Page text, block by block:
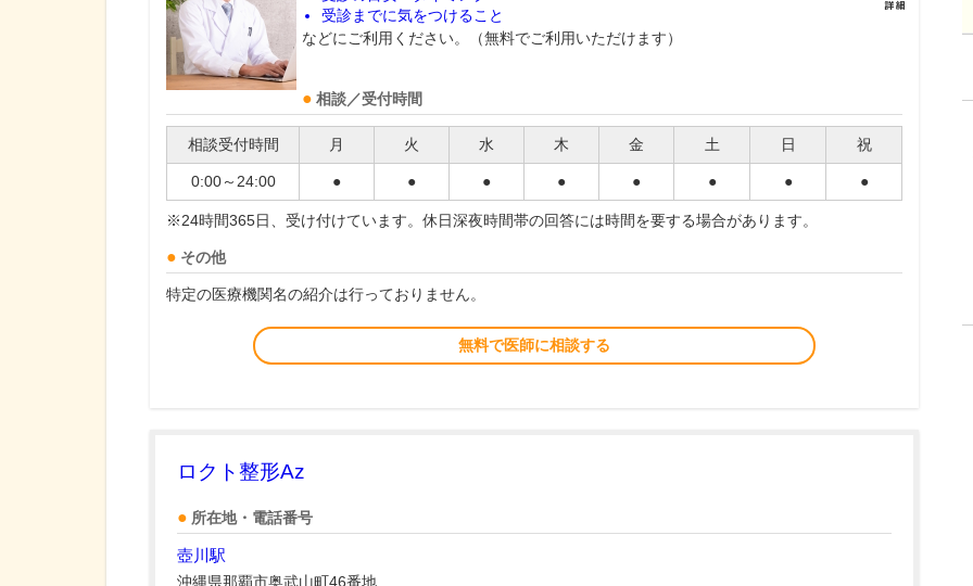
受診までに気をつけること
などにご利用ください。（無料でご利用いただけます）
相談／受付時間
相談受付時間 月 火 水 木 金 土 日 祝
0:00～24:00 ● ● ● ● ● ● ● ●
※24時間365日、受け付けています。休日深夜時間帯の回答には時間を要する場合があります。
その他
特定の医療機関名の紹介は行っておりません。
無料で医師に相談する
ロクト整形Az
所在地・電話番号
壺川駅
沖縄県那覇市奥武山町46番地